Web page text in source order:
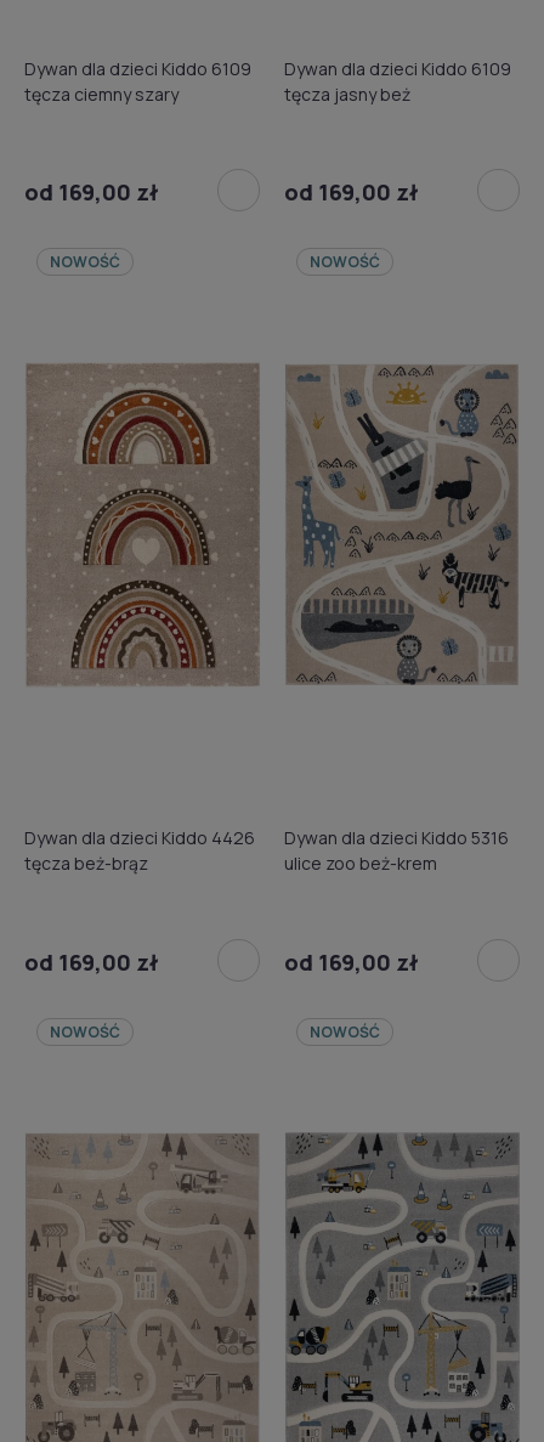
Dywan dla dzieci Kiddo 6109
tęcza ciemny szary
od 169,00 zł
Dywan dla dzieci Kiddo 6109
tęcza jasny beż
od 169,00 zł
Dywan dla dzieci Kiddo 4426
tęcza beż-brąz
od 169,00 zł
NOWOŚĆ
Dywan dla dzieci Kiddo 5316
ulice zoo beż-krem
od 169,00 zł
NOWOŚĆ
NOWOŚĆ NOWOŚĆ